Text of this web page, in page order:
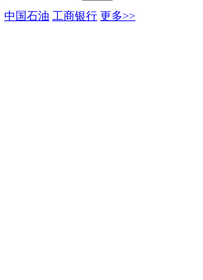
中国石油 工商银行 更多>>